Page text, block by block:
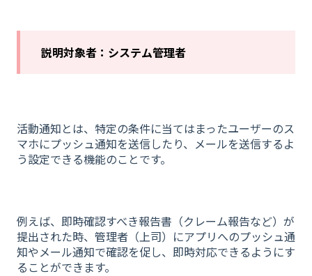
説明対象者：システム管理者
活動通知とは、特定の条件に当てはまったユーザーのス
マホにプッシュ通知を送信したり、メールを送信するよ
う設定できる機能のことです。
例えば、即時確認すべき報告書（クレーム報告など）が
提出された時、管理者（上司）にアプリへのプッシュ通
知やメール通知で確認を促し、即時対応できるようにす
ることができます。